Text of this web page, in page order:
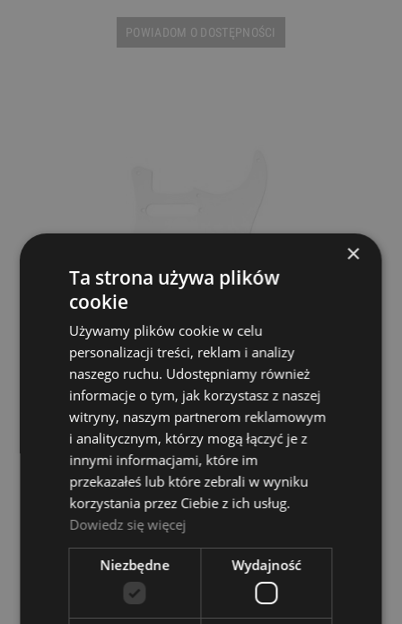
POWIADOM O DOSTĘPNOŚCI
Maskownica - Fender Pickguard 56/59
Stratocaster .060 EGG
FENDER
110,00 zł
POWIADOM O DOSTĘPNOŚCI
×
Ta strona używa plików
cookie
Używamy plików cookie w celu
personalizacji treści, reklam i analizy
naszego ruchu. Udostępniamy również
informacje o tym, jak korzystasz z naszej
witryny, naszym partnerom reklamowym
i analitycznym, którzy mogą łączyć je z
innymi informacjami, które im
przekazałeś lub które zebrali w wyniku
korzystania przez Ciebie z ich usług.
Dowiedz się więcej
Niezbędne Wydajność